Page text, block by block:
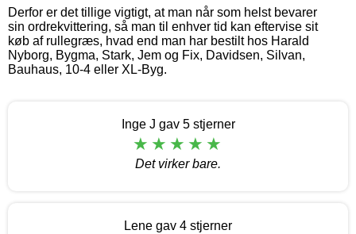
Derfor er det tillige vigtigt, at man når som helst bevarer
sin ordrekvittering, så man til enhver tid kan eftervise sit
køb af rullegræs, hvad end man har bestilt hos Harald
Nyborg, Bygma, Stark, Jem og Fix, Davidsen, Silvan,
Bauhaus, 10-4 eller XL-Byg.
Inge J gav 5 stjerner
Det virker bare.
Lene gav 4 stjerner